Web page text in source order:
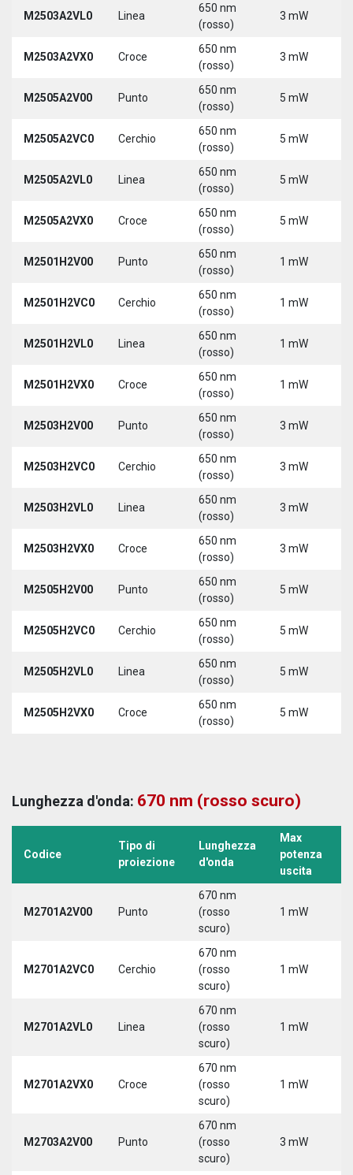
M2503A2VL0 Linea
650 nm
(rosso)
3 mW
M2503A2VX0 Croce
650 nm
(rosso)
3 mW
M2505A2V00 Punto
650 nm
(rosso)
5 mW
M2505A2VC0 Cerchio
650 nm
(rosso)
5 mW
M2505A2VL0 Linea
650 nm
(rosso)
5 mW
M2505A2VX0 Croce
650 nm
(rosso)
5 mW
M2501H2V00 Punto
650 nm
(rosso)
1 mW
M2501H2VC0 Cerchio
650 nm
(rosso)
1 mW
M2501H2VL0 Linea
650 nm
(rosso)
1 mW
M2501H2VX0 Croce
650 nm
(rosso)
1 mW
M2503H2V00 Punto
650 nm
(rosso)
3 mW
M2503H2VC0 Cerchio
650 nm
(rosso)
3 mW
M2503H2VL0 Linea
650 nm
(rosso)
3 mW
M2503H2VX0 Croce
650 nm
(rosso)
3 mW
M2505H2V00 Punto
650 nm
(rosso)
5 mW
M2505H2VC0 Cerchio
650 nm
(rosso)
5 mW
M2505H2VL0 Linea
650 nm
(rosso)
5 mW
M2505H2VX0 Croce
650 nm
(rosso)
5 mW
Lunghezza d'onda: 670 nm (rosso scuro)
Codice
Tipo di
proiezione
Lunghezza
d'onda
Max
potenza
uscita
M2701A2V00 Punto
670 nm
(rosso
scuro)
1 mW
M2701A2VC0 Cerchio
670 nm
(rosso
scuro)
1 mW
M2701A2VL0 Linea
670 nm
(rosso
scuro)
1 mW
M2701A2VX0 Croce
670 nm
(rosso
scuro)
1 mW
M2703A2V00 Punto
670 nm
(rosso
scuro)
3 mW